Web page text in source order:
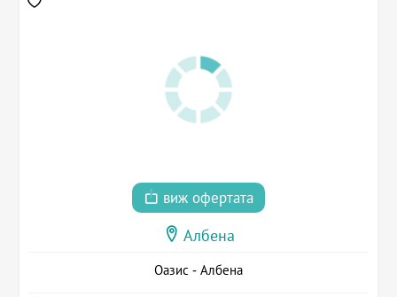
виж офертата
Албена
Оазис - Албена